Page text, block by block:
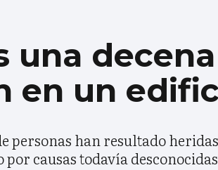
una
en un
personas han resultado
por causas todavía